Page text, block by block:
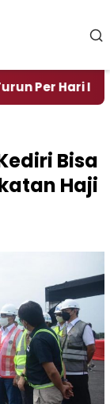
Ini, Segini
Bisa
Haji